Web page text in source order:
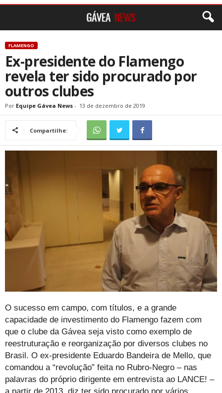
FLAMENGO
Ex-presidente do Flamengo
revela ter sido procurado por
outros clubes
Por Equipe Gávea News - 13 de dezembro de 2019
Compartilhe:
O sucesso em campo, com títulos, e a grande
capacidade de investimento do Flamengo fazem com
que o clube da Gávea seja visto como exemplo de
reestruturação e reorganização por diversos clubes no
Brasil. O ex-presidente Eduardo Bandeira de Mello, que
comandou a “revolução” feita no Rubro-Negro – nas
palavras do próprio dirigente em entrevista ao LANCE! –